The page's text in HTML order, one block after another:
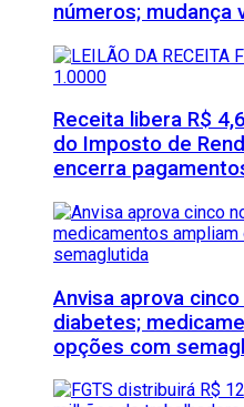
números; mudança
Receita libera R$
do Imposto de
encerra
Anvisa aprova
diabetes;
opções com